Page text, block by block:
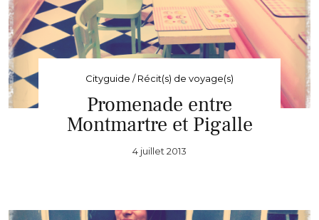
Cityguide / Récit(s) de voyage(s)
Promenade entre
Montmartre et Pigalle
4 juillet 2013